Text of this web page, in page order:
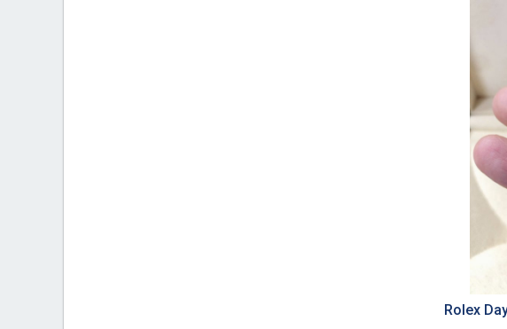
Rolex